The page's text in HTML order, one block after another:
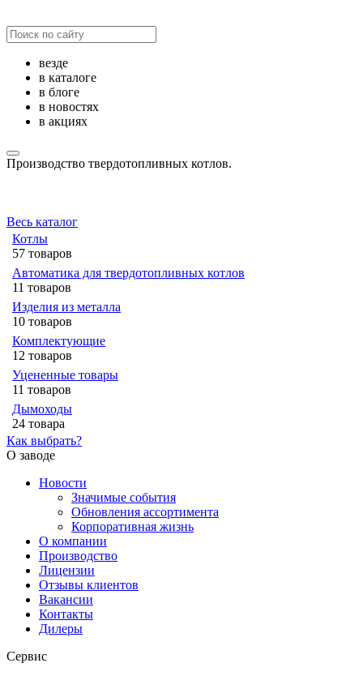
везде
в каталоге
в блоге
в новостях
в акциях
Производство твердотопливных котлов.
Весь каталог
Котлы
57 товаров
Автоматика для твердотопливных котлов
11 товаров
Изделия из металла
10 товаров
Комплектующие
12 товаров
Уцененные товары
11 товаров
Дымоходы
24 товара
Как выбрать?
О заводе
Новости
Значимые события
Обновления ассортимента
Корпоративная жизнь
О компании
Производство
Лицензии
Отзывы клиентов
Вакансии
Контакты
Дилеры
Сервис